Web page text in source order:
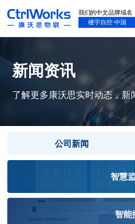
新闻资讯
了解更多康沃思实时动态，新
公司新闻
智慧
智能